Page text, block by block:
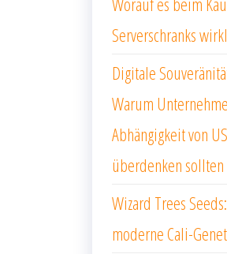
Serverschranks
Digitale
Warum
Abhängigkeit von
überdenken sollten
Wizard Trees
moderne Cali-